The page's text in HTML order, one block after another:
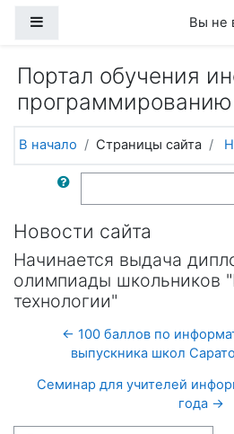
Вы не
Портал обучения
программированию
В начало Страницы сайта
Поиск по форумам
Новости сайта
Начинается выдача
олимпиады школьников
технологии"
← 100 баллов по
выпускника школ
Семинар для учителей
года →